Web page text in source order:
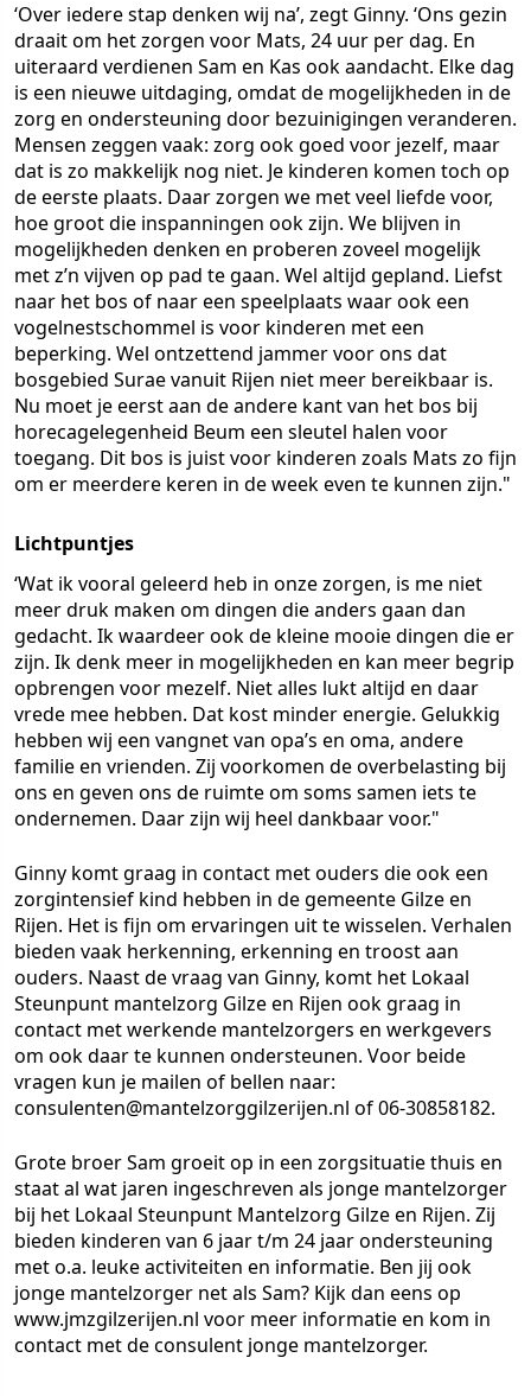
‘Over iedere stap denken wij na’, zegt Ginny. ‘Ons gezin
draait om het zorgen voor Mats, 24 uur per dag. En
uiteraard verdienen Sam en Kas ook aandacht. Elke dag
is een nieuwe uitdaging, omdat de mogelijkheden in de
zorg en ondersteuning door bezuinigingen veranderen.
Mensen zeggen vaak: zorg ook goed voor jezelf, maar
dat is zo makkelijk nog niet. Je kinderen komen toch op
de eerste plaats. Daar zorgen we met veel liefde voor,
hoe groot die inspanningen ook zijn. We blijven in
mogelijkheden denken en proberen zoveel mogelijk
met z’n vijven op pad te gaan. Wel altijd gepland. Liefst
naar het bos of naar een speelplaats waar ook een
vogelnestschommel is voor kinderen met een
beperking. Wel ontzettend jammer voor ons dat
bosgebied Surae vanuit Rijen niet meer bereikbaar is.
Nu moet je eerst aan de andere kant van het bos bij
horecagelegenheid Beum een sleutel halen voor
toegang. Dit bos is juist voor kinderen zoals Mats zo fijn
om er meerdere keren in de week even te kunnen zijn."
Lichtpuntjes
‘Wat ik vooral geleerd heb in onze zorgen, is me niet
meer druk maken om dingen die anders gaan dan
gedacht. Ik waardeer ook de kleine mooie dingen die er
zijn. Ik denk meer in mogelijkheden en kan meer begrip
opbrengen voor mezelf. Niet alles lukt altijd en daar
vrede mee hebben. Dat kost minder energie. Gelukkig
hebben wij een vangnet van opa’s en oma, andere
familie en vrienden. Zij voorkomen de overbelasting bij
ons en geven ons de ruimte om soms samen iets te
ondernemen. Daar zijn wij heel dankbaar voor."
Ginny komt graag in contact met ouders die ook een
zorgintensief kind hebben in de gemeente Gilze en
Rijen. Het is fijn om ervaringen uit te wisselen. Verhalen
bieden vaak herkenning, erkenning en troost aan
ouders. Naast de vraag van Ginny, komt het Lokaal
Steunpunt mantelzorg Gilze en Rijen ook graag in
contact met werkende mantelzorgers en werkgevers
om ook daar te kunnen ondersteunen. Voor beide
vragen kun je mailen of bellen naar:
consulenten@mantelzorggilzerijen.nl of 06-30858182.
Grote broer Sam groeit op in een zorgsituatie thuis en
staat al wat jaren ingeschreven als jonge mantelzorger
bij het Lokaal Steunpunt Mantelzorg Gilze en Rijen. Zij
bieden kinderen van 6 jaar t/m 24 jaar ondersteuning
met o.a. leuke activiteiten en informatie. Ben jij ook
jonge mantelzorger net als Sam? Kijk dan eens op
www.jmzgilzerijen.nl voor meer informatie en kom in
contact met de consulent jonge mantelzorger.